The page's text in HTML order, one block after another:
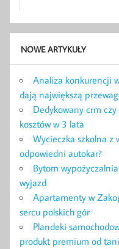
NOWE ARTYKUŁY
Analiza konkurencji
dają największą
Dedykowany crm
kosztów w 3 lata
Wycieczka szkolna z
odpowiedni autokar?
Bytom
wyjazd
Apartamenty w
sercu polskich gór
Plandeki
produkt premium od